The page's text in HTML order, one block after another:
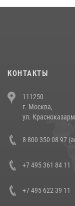
напавших на бригаду
14 июля 2026, 12:20
В Росгвардии
боевого опыта
КОНТАКТЫ
111250
г. Москва,
ул.
8 800 350 08 97
+7 495 361 84 11
+7 495 622 39 11